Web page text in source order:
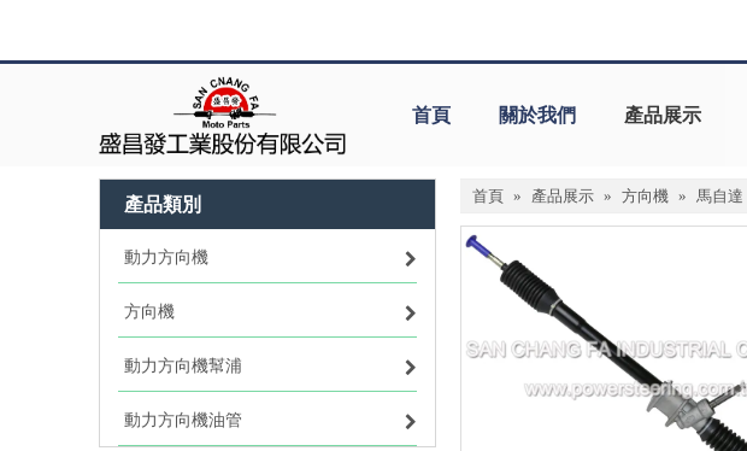
首頁 關於我們 產品展示
產品類別
動力方向機
方向機
動力方向機幫浦
動力方向機油管
首頁 » 產品展示 » 方向機 » 馬自達